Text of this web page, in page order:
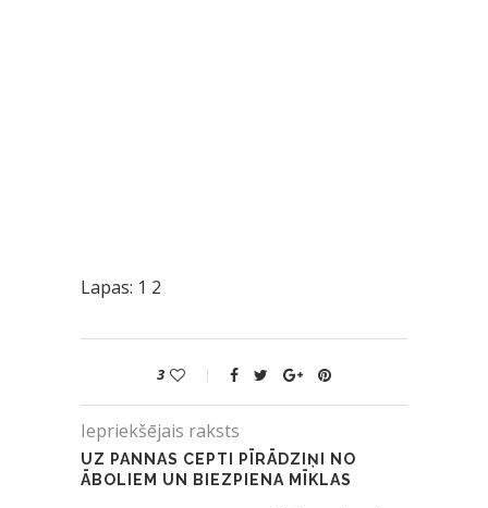
Lapas: 1 2
3
Iepriekšējais raksts
UZ PANNAS CEPTI PĪRĀDZIŅI NO
ĀBOLIEM UN BIEZPIENA MĪKLAS